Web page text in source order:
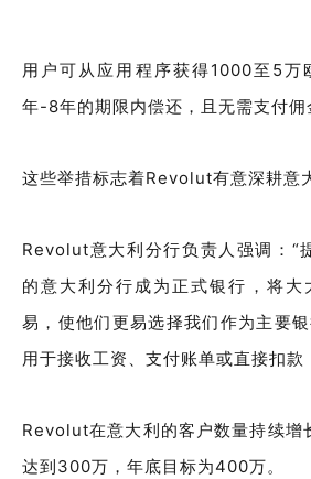
用户可从应用程序获得1000至5万
年-8年的期限内偿还，且无需支付佣
这些举措标志着Revolut有意深耕意
Revolut意大利分行负责人强调：“
的意大利分行成为正式银行，将大
易，使他们更易选择我们作为主要
用于接收工资、支付账单或直接扣款
Revolut在意大利的客户数量持续增
达到300万，年底目标为400万。